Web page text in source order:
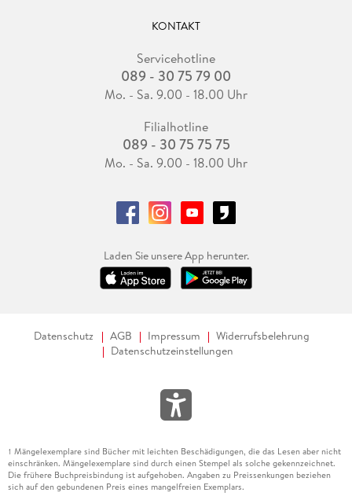
KONTAKT
Servicehotline
089 - 30 75 79 00
Mo. - Sa. 9.00 - 18.00 Uhr
Filialhotline
089 - 30 75 75 75
Mo. - Sa. 9.00 - 18.00 Uhr
Laden Sie unsere App herunter.
Datenschutz AGB Impressum
Widerrufsbelehrung
Datenschutzeinstellungen
1 Mängelexemplare sind Bücher mit leichten Beschädigungen, die das Lesen aber nicht
einschränken. Mängelexemplare sind durch einen Stempel als solche gekennzeichnet.
Die frühere Buchpreisbindung ist aufgehoben. Angaben zu Preissenkungen beziehen
sich auf den gebundenen Preis eines mangelfreien Exemplars.